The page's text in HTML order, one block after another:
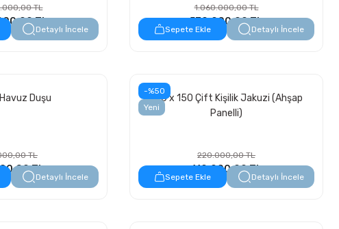
TL
TL
Detaylı İncele
1.060.000,00 TL
530.000,00 TL
Sepete Ekle Detaylı İncele
Duşu
TL
TL
Detaylı İncele
-%50
Yeni
190 x 150 Çift Kişilik Jakuzi (Ahşap
Panelli)
220.000,00 TL
110.000,00 TL
Sepete Ekle Detaylı İncele